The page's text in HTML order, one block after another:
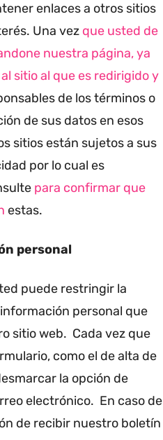
enlaces a otros sitios
Una vez que usted de
nuestra página, ya
sitio al que es redirigido y
de los términos o
de sus datos en esos
sitios están sujetos a sus
por lo cual es
para confirmar que
estas.
personal
puede restringir la
personal que
sitio web. Cada vez que
como el de alta de
la opción de
electrónico. En caso de
de recibir nuestro boletín